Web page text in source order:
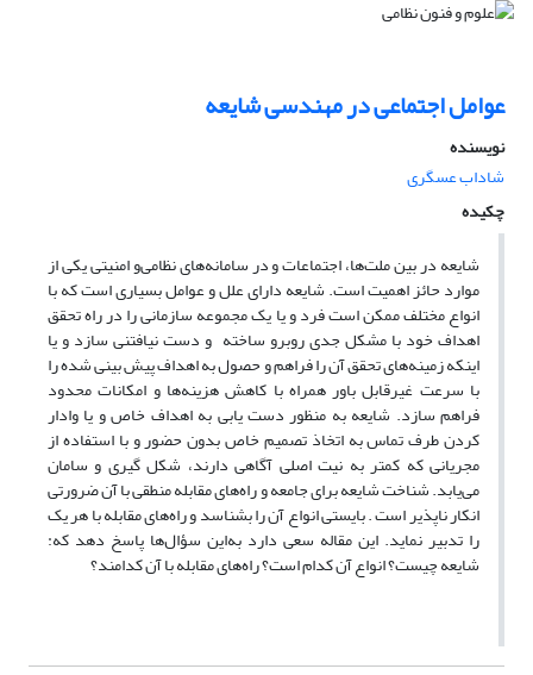
عوامل اجتماعی در مهندسی شایعه
نویسنده
شاداب عسگری
چکیده
شایعه در بین ملت‌ها، اجتماعات و در سامانه‌های نظامی‌و امنیتی یکی از
موارد حائز اهمیت است. شایعه دارای علل و عوامل بسیاری است که با
انواع مختلف ممکن است فرد و یا یک مجموعه سازمانی را در راه تحقق
اهداف خود با مشکل جدی روبرو ساخته و دست نیافتنی سازد و یا
اینکه زمینه‌های تحقق آن را فراهم و حصول به اهداف پیش بینی شده را
با سرعت غیرقابل باور همراه با کاهش هزینه‌ها و امکانات محدود
فراهم سازد. شایعه به منظور دست یابی به اهداف خاص و یا وادار
کردن طرف تماس به اتخاذ تصمیم خاص بدون حضور و با استفاده از
مجریانی که کمتر به نیت اصلی آگاهی دارند، شکل گیری و سامان
می‌یابد. شناخت شایعه برای جامعه و راه‌های مقابله منطقی با آن ضرورتی
انکار ناپذیر است . بایستی انواع آن را بشناسد و راه‌های مقابله با هر یک
را تدبیر نماید. این مقاله سعی دارد به‌این سؤال‌ها پاسخ دهد که:
شایعه چیست؟ انواع آن کدام است؟ راه‌های مقابله با آن کدامند؟